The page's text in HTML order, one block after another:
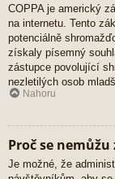
COPPA je americký
na internetu. Tento
potenciálně
získaly písemný
zástupce povolující
nezletilých osob
Nahoru
Proč se
Je možné, že